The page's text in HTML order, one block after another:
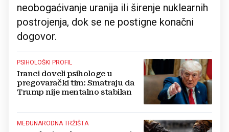
neobogaćivanje uranija ili širenje nuklearnih
postrojenja, dok se ne postigne konačni
dogovor.
PSIHOLOŠKI PROFIL
Iranci doveli psihologe u
pregovarački tim: Smatraju da
Trump nije mentalno stabilan
MEĐUNARODNA TRŽIŠTA